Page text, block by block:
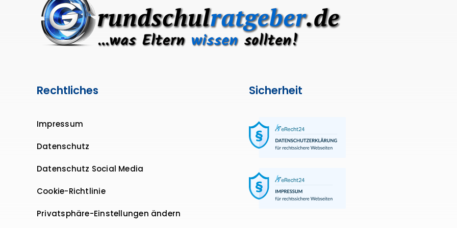
Rechtliches
Impressum
Datenschutz
Datenschutz Social Media
Cookie-Richtlinie
Privatsphäre-Einstellungen ändern
Sicherheit